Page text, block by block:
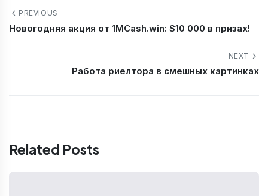
PREVIOUS
Новогодняя акция от 1MCash.win: $10 000 в призах!
NEXT
Работа риелтора в смешных картинках
Related Posts